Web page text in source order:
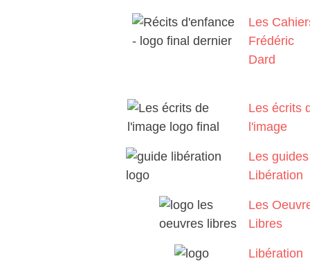
Les
Frédéric
Dard
Les écrits
l'image
Les guides
Libération
Les
Libres
Libération